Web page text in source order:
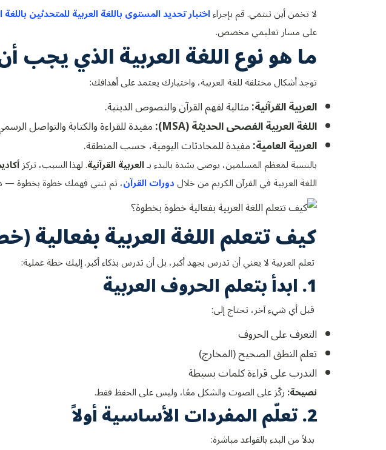
لا تخمن أين تنتمي. قم بإجراءاختبار تحديد المستوى باللغة العربية للمتحدثين باللغة
على مسار تعليمي مخصص.
ما هو نوع اللغة العربية الذي يجب
توجد أشكال مختلفة للغة العربية، واختيارك يعتمد على أهدافك:
العربية القرآنية:مثالية لفهم القرآن والنصوص الدينية.
اللغة العربية الفصحى الحديثة (MSA):
مفيدة للقراءة والكتابة والتواصل
العربية العامية:مفيدة للمحادثات اليومية، حسب المنطقة.
بالنسبة لمعظم المسلمين، يوصى بشدة بالبدء بـالعربية القرآنية. لهذا السبب، تركز
اللغة العربية في القرآن الكريم من خلالدورات القرآن، ثم تبني فهمك خطوة بخطوة —
كيف تتعلم اللغة العربية بفعالية
تعلم العربية لا يعني أن تدرس بجهد أكبر، بل أن تدرس بذكاء أكبر. إليك خطة عملية:
1. ابدأ بتعلم الحروف العربية
قبل أي شيء آخر، تحتاج إلى:
التعرف على الحروف
تعلم النطق الصحيح (المخارج)
التدرب على قراءة كلمات بسيطة
نصيحة:ركّز على الصوت والشكل معًا، وليس على الحفظ فقط.
2. تعلّم المفردات الأساسية أولاً
بدلاً من البدء بالقواعد مباشرة: